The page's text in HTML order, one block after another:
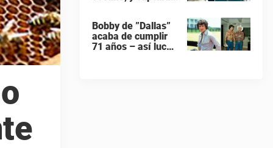
migración
Bobby de ”Dallas”
acaba de cumplir
71 años – así luce